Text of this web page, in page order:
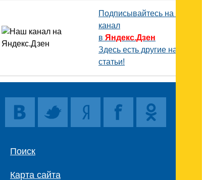
Подписывайтесь на наш
канал
в Яндекс.Дзен
Здесь есть другие наши
статьи!
Поиск
Карта сайта